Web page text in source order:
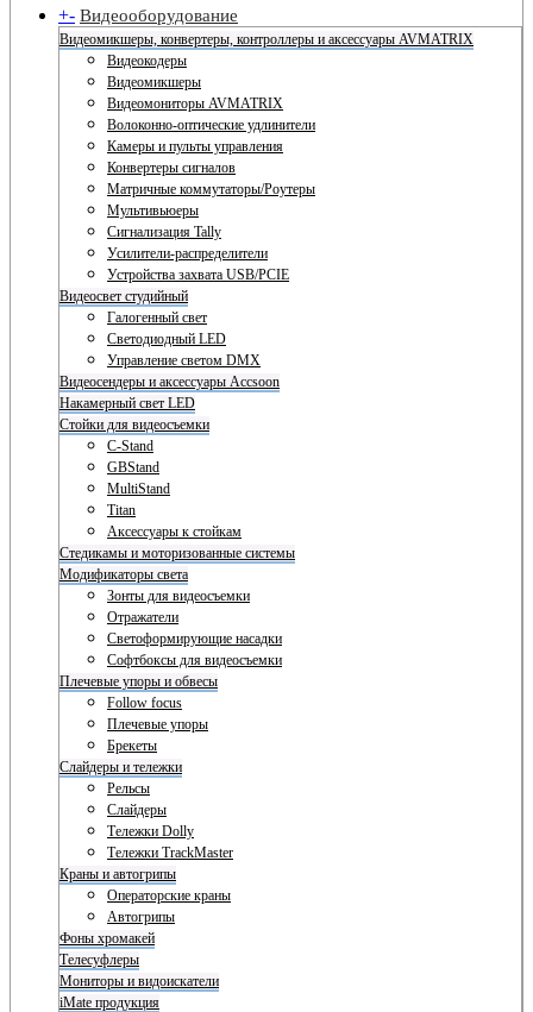
+- Видеооборудование
Видеомикшеры, конвертеры, контроллеры и аксессуары AVMATRIX
Видеокодеры
Видеомикшеры
Видеомониторы AVMATRIX
Волоконно-оптические удлинители
Камеры и пульты управления
Конвертеры сигналов
Матричные коммутаторы/Роутеры
Мультивьюеры
Сигнализация Tally
Усилители-распределители
Устройства захвата USB/PCIE
Видеосвет студийный
Галогенный свет
Светодиодный LED
Управление светом DMX
Видеосендеры и аксессуары Accsoon
Накамерный свет LED
Стойки для видеосъемки
C-Stand
GBStand
MultiStand
Titan
Аксессуары к стойкам
Стедикамы и моторизованные системы
Модификаторы света
Зонты для видеосъемки
Отражатели
Светоформирующие насадки
Софтбоксы для видеосъемки
Плечевые упоры и обвесы
Follow focus
Плечевые упоры
Брекеты
Слайдеры и тележки
Рельсы
Слайдеры
Тележки Dolly
Тележки TrackMaster
Краны и автогрипы
Операторские краны
Автогрипы
Фоны хромакей
Телесуфлеры
Мониторы и видоискатели
iMate продукция